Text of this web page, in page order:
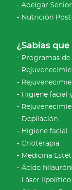
Adelgar Senior
Nutrición
¿Sabías
Programas de
Higiene facial
Depilación
Higiene facial
Crioterapia
Medicina
Ácido
Láser lipolítico